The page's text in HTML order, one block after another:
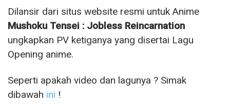
Dilansir dari situs website resmi untuk Anime
Mushoku Tensei : Jobless Reincarnation
ungkapkan PV ketiganya yang disertai Lagu
Opening anime.
Seperti apakah video dan lagunya ? Simak
dibawah ini !